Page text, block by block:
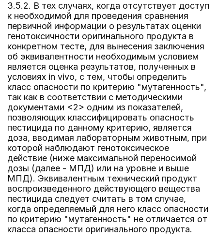
3.5.2. В тех случаях, когда отсутствует доступ
к необходимой для проведения сравнения
первичной информации о результатах оценки
генотоксичности оригинального продукта в
конкретном тесте, для вынесения заключения
об эквивалентности необходимым условием
является оценка результатов, полученных в
условиях in vivo, с тем, чтобы определить
класс опасности по критерию "мутагенность",
так как в соответствии с методическими
документами <2> одним из показателей,
позволяющих классифицировать опасность
пестицида по данному критерию, является
доза, вводимая лабораторным животным, при
которой наблюдают генотоксическое
действие (ниже максимальной переносимой
дозы (далее - МПД) или на уровне и выше
МПД). Эквивалентным технический продукт
воспроизведенного действующего вещества
пестицида следует считать в том случае,
когда определяемый для него класс опасности
по критерию "мутагенность" не отличается от
класса опасности оригинального продукта.